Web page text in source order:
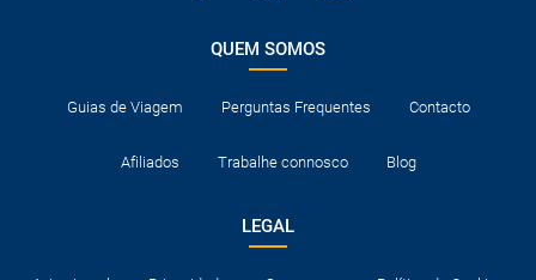
QUEM SOMOS
Guias de Viagem Perguntas Frequentes Contacto
Afiliados Trabalhe connosco Blog
LEGAL